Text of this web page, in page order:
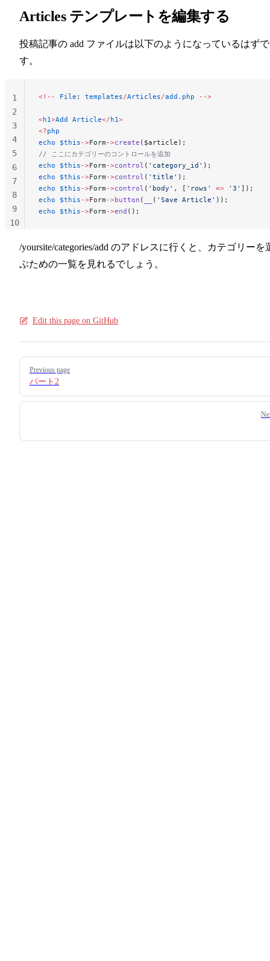
Articles テンプレートを編集する
投稿記事の add ファイルは以下のようになっているはずで
す。
<!-- File : templates/Articles/add . php -->
<h1>Add Article</h1>
<?php
echo $this ->Form ->create ($article);
// ここにカテゴリーのコントロールを追加
echo $this ->Form ->control ( 'category_id' );
echo $this ->Form ->control ( 'title' );
echo $this ->Form ->control ( 'body' , [ 'rows' => '3' ]);
echo $this ->Form ->button ( ( 'Save Article' ));
echo $this ->Form ->end ();
1
2
3
4
5
6
7
8
9
10
/yoursite/categories/add のアドレスに行くと、カテゴリーを
ぶための一覧を見れるでしょう。
Edit this page on GitHub
Pager
Previous page
パート2